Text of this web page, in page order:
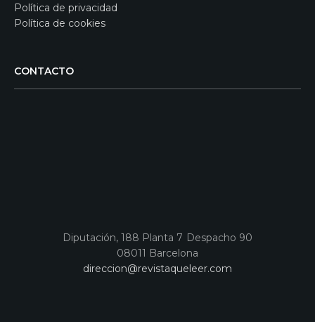
Política de privacidad
Política de cookies
CONTACTO
Diputación, 188 Planta 7 Despacho 90
08011 Barcelona
direccion@revistaqueleer.com